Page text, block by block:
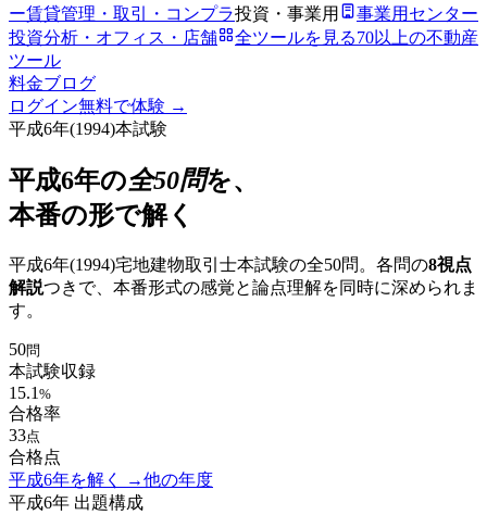
ー賃貸管理・取引・コンプラ投資・事業用
事業用センター
投資分析・オフィス・店舗
全ツールを見る70以上の不動産
ツール
料金ブログ
ログイン無料で体験 →
平成6年(1994)本試験
平成6年の全50問を、
本番の形で解く
平成6年(1994)宅地建物取引士本試験の全50問。各問の8視点
解説つきで、本番形式の感覚と論点理解を同時に深められま
す。
50問
本試験収録
15.1 %
合格率
33点
合格点
平成6年を解く →他の年度
平成6年 出題構成